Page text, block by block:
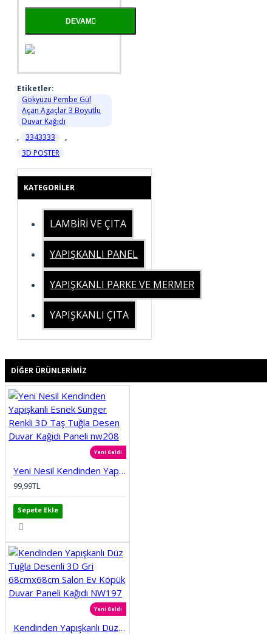
DEVAM
Etiketler:
Gökyüzü Pembe Gül
Açan Agaçlar 3 Boyutlu
Duvar Kağıdı
,
3343333
,
3D POSTER
KATEGORILER
LAMBİRİ VE ÇITA
YAPIŞKANLI PANEL
YAPIŞKANLI PARKE VE MERMER
YAPIŞKANLI ÇITA
DIĞER ÜRÜNLERIMIZ
Yeni Geldi
Yeni Nesil Kendinden Yapışkanlı Esnek Sünger Renkli 3D Taş Tuğla Desen Duvar Kağıdı Paneli nw208
99,99TL
Sepete Ekle
Yeni Geldi
Kendinden Yapışkanlı Düz Tuğla Desenli 3D Gri 68cmx68cm Salon Ev Köpük Duvar Paneli Kağıdı NW197